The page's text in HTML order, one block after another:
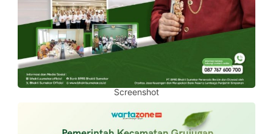
Screenshot